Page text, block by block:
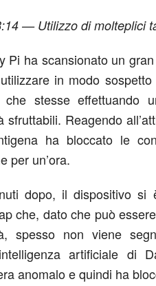
— Utilizzo di molteplici
Pi ha scansionato un
in modo
che stesse effettuando
sfruttabili. Reagendo
ha bloccato le
per un’ora.
dopo, il dispositivo si
che, dato che può
spesso non viene
artificiale di
anomalo e quindi ha